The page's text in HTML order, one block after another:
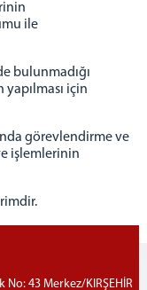
ile
bulunmadığı
için
görevlendirme ve
işlemlerinin
No: 43 Merkez/KIRŞEHİR